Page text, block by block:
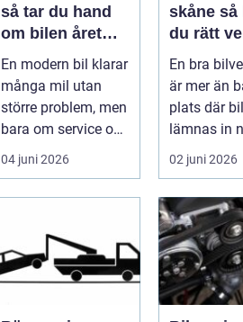
så tar du hand
om bilen året
runt
En modern bil klarar
många mil utan
större problem, men
bara om service och
underhåll sköts i tid.
04 juni 2026
skåne så hittar
du rätt
för din bil
En bra
är mer än
plats där
lämnas in
går sönder.
många
02 juni 2026